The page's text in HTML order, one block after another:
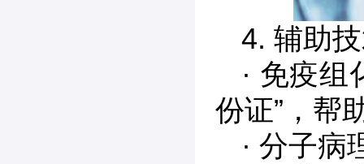
4. 辅助
· 免疫
份证”，帮
· 分子病